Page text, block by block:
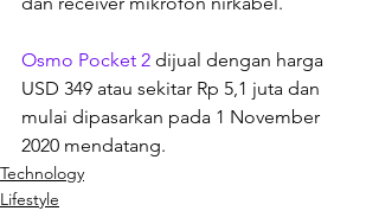
Osmo Pocket 2 dijual dengan harga
USD 349 atau sekitar Rp 5,1 juta dan
mulai dipasarkan pada 1 November
2020 mendatang.
Technology
Lifestyle